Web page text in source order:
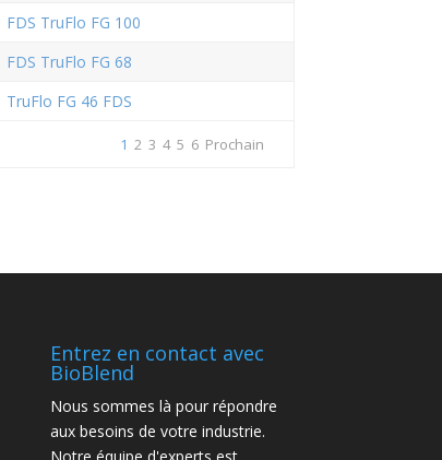
FDS TruFlo FG 100
FDS TruFlo FG 68
TruFlo FG 46 FDS
1 2 3 4 5 6 Prochain
Entrez en contact avec
BioBlend
Nous sommes là pour répondre
aux besoins de votre industrie.